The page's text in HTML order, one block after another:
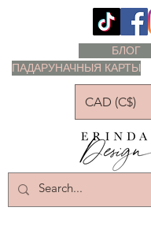
ПАДАРУНАЧНЫЯ КАРТЫ
БЛОГ
CAD (C$)